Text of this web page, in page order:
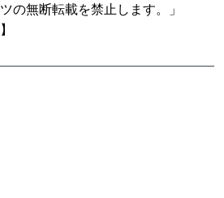
の無断転載を禁止します。」